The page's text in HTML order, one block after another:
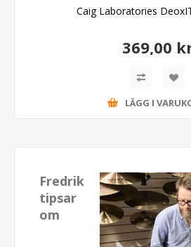
Caig Laboratories
369,00
LÄGG I
Fredrik
tipsar
om